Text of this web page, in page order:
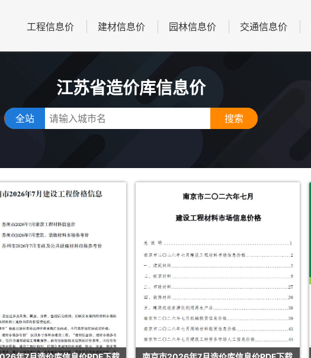
工程信息价 建材信息价 园林信息价 交通信息价
江苏省造价库信息价
全站